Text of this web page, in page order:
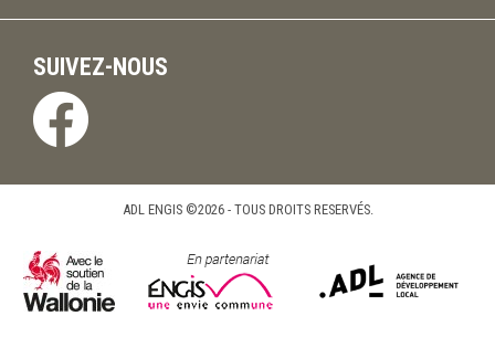
SUIVEZ-NOUS
ADL ENGIS ©2026 - TOUS DROITS RESERVÉS.